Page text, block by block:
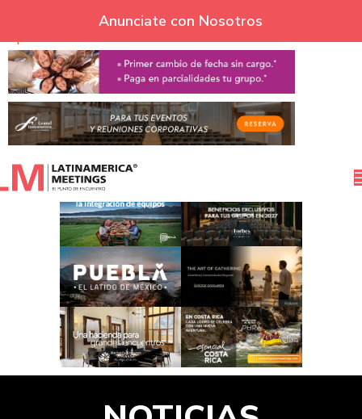
Skip to navigation
Skip to main content
Anunciate con Nosotros